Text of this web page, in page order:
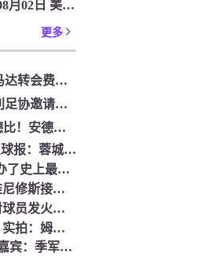
纳什维尔SCVS华盛顿联_08月02日 美职业[在线观看比赛
更多
[你怎么看？]记者：阿尔马达转会费固定金额约2300万欧，外
[精彩资讯]斯基拉：意大利足协邀请布冯担任国家队领队，但遭到
【值得一看】第4轮曼市德比！安德森：从我知道曼市，曼城就是这
【精彩资讯】7月不胜！足球报：蓉城双冠王梦碎，近期成绩下滑要
【足球】特朗普：我们举办了史上最成功的一届世界杯
[体育视频]卧槽你是谁？维尼修斯接受下巴轮廓医美塑形，突然变
[世界杯]阿根廷总统回应对球员发火传言：我疯了才怪球员？全是
[体育头条]迈阿密真好玩！实拍：姆巴佩和女友被路人拍到在夜店
[今日视频]你认同吗❓️CBS嘉宾：季军赛的数据不应算进去，